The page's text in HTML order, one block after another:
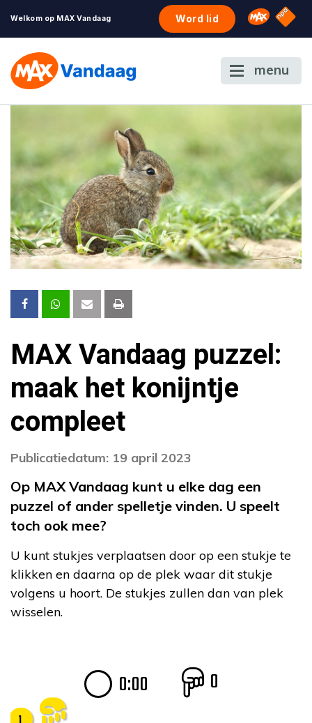
Welkom op MAX Vandaag Word lid Omroep
NPO
menu
MAX Vandaag puzzel:
maak het konijntje
compleet
Publicatiedatum: 19 april 2023
Op MAX Vandaag kunt u elke dag een
puzzel of ander spelletje vinden. U speelt
toch ook mee?
U kunt stukjes verplaatsen door op een stukje te
klikken en daarna op de plek waar dit stukje
volgens u hoort. De stukjes zullen dan van plek
wisselen.